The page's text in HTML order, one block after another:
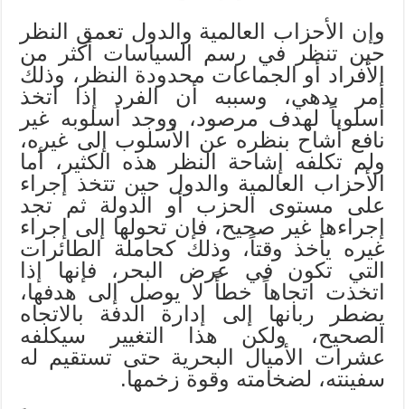
وإن الأحزاب العالمية والدول تعمق النظر
حين تنظر في رسم السياسات أكثر من
الأفراد أو الجماعات محدودة النظر، وذلك
أمر بدهي، وسببه أن الفرد إذا اتخذ
أسلوباً لهدف مرصود، ووجد أسلوبه غير
نافع أشاح بنظره عن الأسلوب إلى غيره،
ولم تكلفه إشاحة النظر هذه الكثير، أما
الأحزاب العالمية والدول حين تتخذ إجراء
على مستوى الحزب أو الدولة ثم تجد
إجراءها غير صحيح، فإن تحولها إلى إجراء
غيره يأخذ وقتاً، وذلك كحاملة الطائرات
التي تكون في عرض البحر، فإنها إذا
اتخذت اتجاهاً خطأً لا يوصل إلى هدفها،
يضطر ربانها إلى إدارة الدفة بالاتجاه
الصحيح، ولكن هذا التغيير سيكلفه
عشرات الأميال البحرية حتى تستقيم له
سفينته، لضخامته وقوة زخمها.